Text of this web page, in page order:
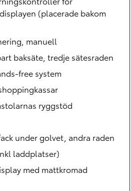
(placerade bakom
manuell
baksäte, tredje sätesraden
free system
ryggstöd
under golvet, andra raden
laddplatser)
med mattkromad